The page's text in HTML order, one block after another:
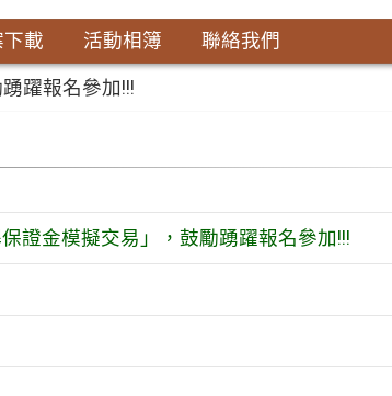
載 活動相簿 聯絡我們
躍報名參加!!!
證金模擬交易」，鼓勵踴躍報名參加!!!